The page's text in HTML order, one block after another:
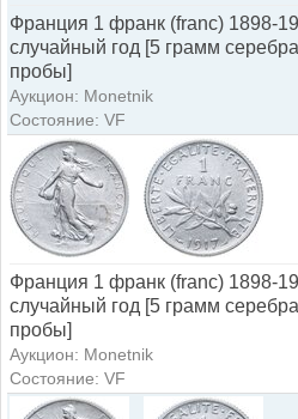
Франция 1 франк (franc) 1898-
случайный год [5 грамм
пробы]
Аукцион: Monetnik
Состояние: VF
Франция 1 франк (franc) 1898-
случайный год [5 грамм
пробы]
Аукцион: Monetnik
Состояние: VF